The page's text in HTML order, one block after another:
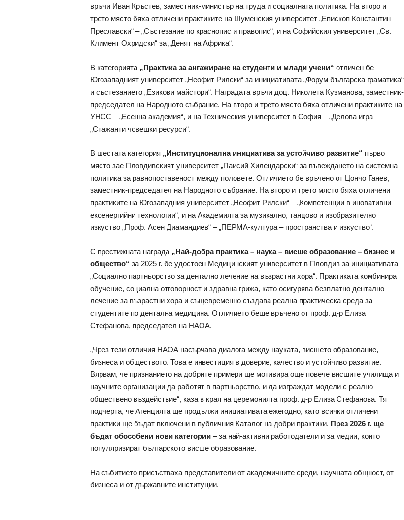
връчи Иван Кръстев, заместник-министър на труда и социалната политика. На второ и
трето място бяха отличени практиките на Шуменския университет „Епископ Константин
Преславски“ – „Състезание по краснопис и правопис“, и на Софийския университет „Св.
Климент Охридски“ за „Денят на Африка“.
В категорията „Практика за ангажиране на студенти и млади учени“ отличен бе
Югозападният университет „Неофит Рилски“ за инициативата „Форум българска граматика“
и състезанието „Езикови майстори“. Наградата връчи доц. Николета Кузманова, заместник-
председател на Народното събрание. На второ и трето място бяха отличени практиките на
УНСС – „Есенна академия“, и на Техническия университет в София – „Делова игра
„Стажанти човешки ресурси“.
В шестата категория „Институционална инициатива за устойчиво развитие“ първо
място зае Пловдивският университет „Паисий Хилендарски“ за въвеждането на системна
политика за равнопоставеност между половете. Отличието бе връчено от Цончо Ганев,
заместник-председател на Народното събрание. На второ и трето място бяха отличени
практиките на Югозападния университет „Неофит Рилски“ – „Компетенции в иновативни
екоенергийни технологии“, и на Академията за музикално, танцово и изобразително
изкуство „Проф. Асен Диамандиев“ – „ПЕРМА-култура – пространства и изкуство“.
С престижната награда „Най-добра практика – наука – висше образование – бизнес и
общество“ за 2025 г. бе удостоен Медицинският университет в Пловдив за инициативата
„Социално партньорство за дентално лечение на възрастни хора“. Практиката комбинира
обучение, социална отговорност и здравна грижа, като осигурява безплатно дентално
лечение за възрастни хора и същевременно създава реална практическа среда за
студентите по дентална медицина. Отличието беше връчено от проф. д-р Елиза
Стефанова, председател на НАОА.
„Чрез тези отличия НАОА насърчава диалога между науката, висшето образование,
бизнеса и обществото. Това е инвестиция в доверие, качество и устойчиво развитие.
Вярвам, че признанието на добрите примери ще мотивира още повече висшите училища и
научните организации да работят в партньорство, и да изграждат модели с реално
обществено въздействие“, каза в края на церемонията проф. д-р Елиза Стефанова. Тя
подчерта, че Агенцията ще продължи инициативата ежегодно, като всички отличени
практики ще бъдат включени в публичния Каталог на добри практики. През 2026 г. ще
бъдат обособени нови категории– за най-активни работодатели и за медии, които
популяризират българското висше образование.
На събитието присъстваха представители от академичните среди, научната общност, от
бизнеса и от държавните институции.